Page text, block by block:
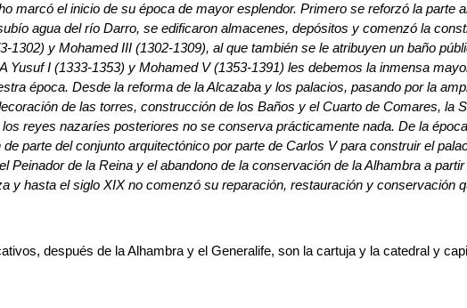
marcó el inicio de su época de mayor esplendor. Primero se reforzó la parte
agua del río Darro, se edificaron almacenes, depósitos y comenzó la
1302) y Mohamed III (1302-1309), al que también se le atribuyen un baño
Yusuf I (1333-1353) y Mohamed V (1353-1391) les debemos la inmensa
época. Desde la reforma de la Alcazaba y los palacios, pasando por la
de las torres, construcción de los Baños y el Cuarto de Comares, la
reyes nazaríes posteriores no se conserva prácticamente nada. De la
parte del conjunto arquitectónico por parte de Carlos V para construir el
Peinador de la Reina y el abandono de la conservación de la Alhambra a
y hasta el siglo XIX no comenzó su reparación, restauración y conservación
después de la Alhambra y el Generalife, son la cartuja y la catedral y